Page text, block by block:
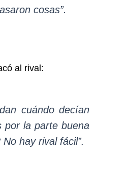
cosas”.
al rival:
cuándo decían
por la parte buena
hay rival fácil”.